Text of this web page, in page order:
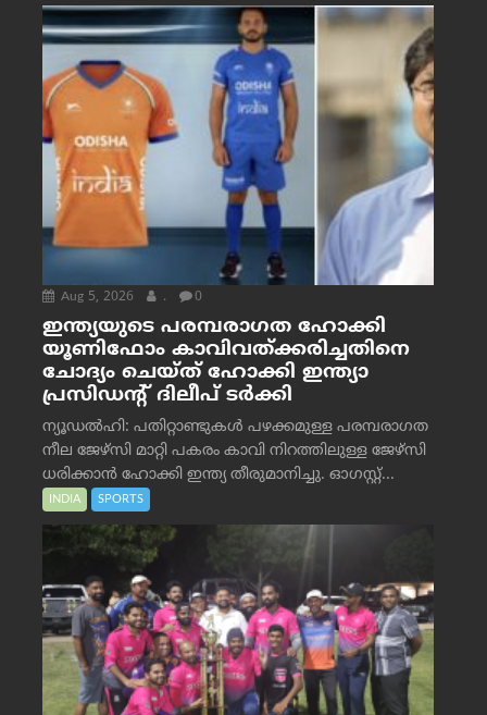
Aug 5, 2026 . 0
ഇന്ത്യയുടെ പരമ്പരാഗത ഹോക്കി
യൂണിഫോം കാവിവത്ക്കരിച്ചതിനെ
ചോദ്യം ചെയ്ത് ഹോക്കി ഇന്ത്യാ
പ്രസിഡന്റ് ദിലീപ് ടര്‍ക്കി
ന്യൂഡൽഹി: പതിറ്റാണ്ടുകൾ പഴക്കമുള്ള പരമ്പരാഗത
നീല ജേഴ്‌സി മാറ്റി പകരം കാവി നിറത്തിലുള്ള ജേഴ്‌സി
ധരിക്കാൻ ഹോക്കി ഇന്ത്യ തീരുമാനിച്ചു. ഓഗസ്റ്റ്...
INDIA SPORTS